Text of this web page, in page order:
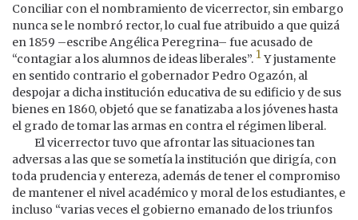
Conciliar con el nombramiento de vicerrector, sin embargo
nunca se le nombró rector, lo cual fue atribuido a que quizá
en 1859 –escribe Angélica Peregrina– fue acusado de
“contagiar a los alumnos de ideas liberales”. 1Y justamente
en sentido contrario el gobernador Pedro Ogazón, al
despojar a dicha institución educativa de su edificio y de sus
bienes en 1860, objetó que se fanatizaba a los jóvenes hasta
el grado de tomar las armas en contra el régimen liberal.
El vicerrector tuvo que afrontar las situaciones tan
adversas a las que se sometía la institución que dirigía, con
toda prudencia y entereza, además de tener el compromiso
de mantener el nivel académico y moral de los estudiantes, e
incluso “varias veces el gobierno emanado de los triunfos